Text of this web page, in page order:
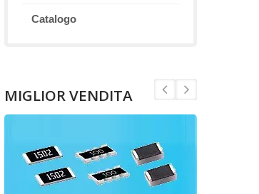
Catalogo
MIGLIOR VENDITA